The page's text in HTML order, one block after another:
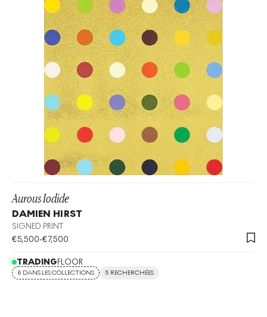
Aurous Iodide
DAMIEN HIRST
SIGNED PRINT
€5,500-€7,500
TRADINGFLOOR
6 DANS LES COLLECTIONS 5 RECHERCHÉES